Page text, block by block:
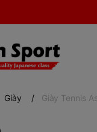
Giày / Giày Tennis